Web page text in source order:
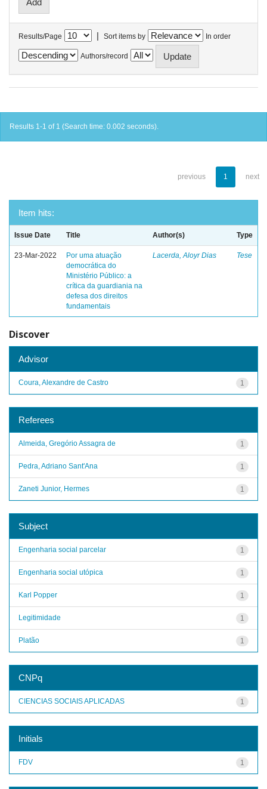
Results/Page | Sort items by In order
Authors/record
Results 1-1 of 1 (Search time: 0.002 seconds).
previous 1 next
Item hits:
Issue Date Title Author(s) Type
23-Mar-2022
Por uma atuação
democrática do
Ministério Público: a
crítica da guardiania na
defesa dos direitos
fundamentais
Lacerda, Aloyr Dias Tese
Discover
Advisor
1
Coura, Alexandre de Castro
Referees
1
Almeida, Gregório Assagra de
1
Pedra, Adriano Sant'Ana
1
Zaneti Junior, Hermes
Subject
1
Engenharia social parcelar
1
Engenharia social utópica
1
Karl Popper
1
Legitimidade
1
Platão
CNPq
1
CIENCIAS SOCIAIS APLICADAS
Initials
1
FDV